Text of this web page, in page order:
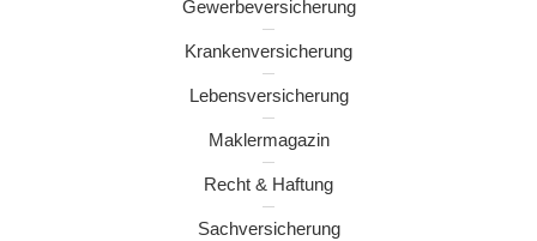
Gewerbeversicherung
Krankenversicherung
Lebensversicherung
Maklermagazin
Recht & Haftung
Sachversicherung